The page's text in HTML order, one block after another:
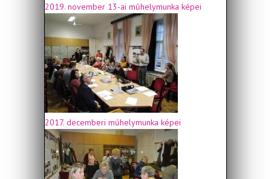
2019. november 13-ai műhelymunka képei
2017. decemberi műhelymunka képei